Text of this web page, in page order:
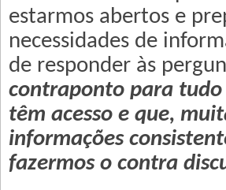
estarmos abertos e
necessidades de
de responder às
contraponto para tudo
têm acesso e que,
informações
fazermos o contra